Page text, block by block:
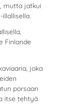
mutta jatkui
Finlande
joka
porsaan
itse tehtyä